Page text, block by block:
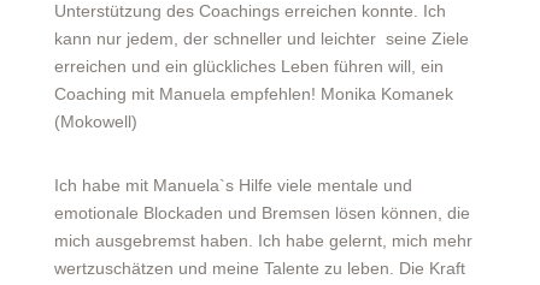
Unterstützung des Coachings erreichen konnte. Ich
kann nur jedem, der schneller und leichter seine Ziele
erreichen und ein glückliches Leben führen will, ein
Coaching mit Manuela empfehlen! Monika Komanek
(Mokowell)
Ich habe mit Manuela`s Hilfe viele mentale und
emotionale Blockaden und Bremsen lösen können, die
mich ausgebremst haben. Ich habe gelernt, mich mehr
wertzuschätzen und meine Talente zu leben. Die Kraft